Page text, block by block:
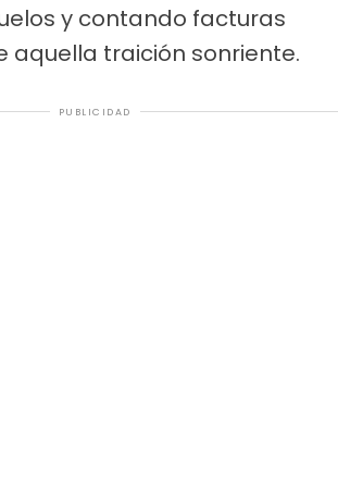
y contando facturas
aquella traición sonriente.
PUBLICIDAD